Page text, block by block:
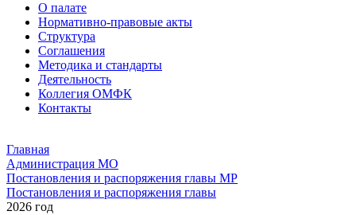
О палате
Нормативно-правовые акты
Структура
Соглашения
Методика и стандарты
Деятельность
Коллегия ОМФК
Контакты
Главная
Администрация МО
Постановления и распоряжения главы МР
Постановления и распоряжения главы
2026 год